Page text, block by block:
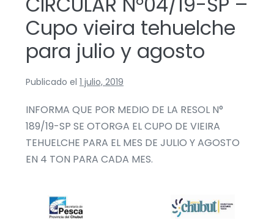
Cupo vieira tehuelche
para julio y agosto
Publicado el 1 julio, 2019
INFORMA QUE POR MEDIO DE LA RESOL N°
189/19-SP SE OTORGA EL CUPO DE VIEIRA
TEHUELCHE PARA EL MES DE JULIO Y AGOSTO
EN 4 TON PARA CADA MES.